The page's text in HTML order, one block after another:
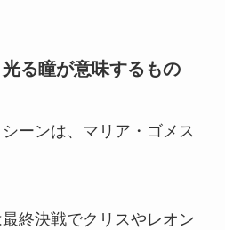
る瞳が意味するもの
ーンは、マリア・ゴメス
終決戦でクリスやレオン